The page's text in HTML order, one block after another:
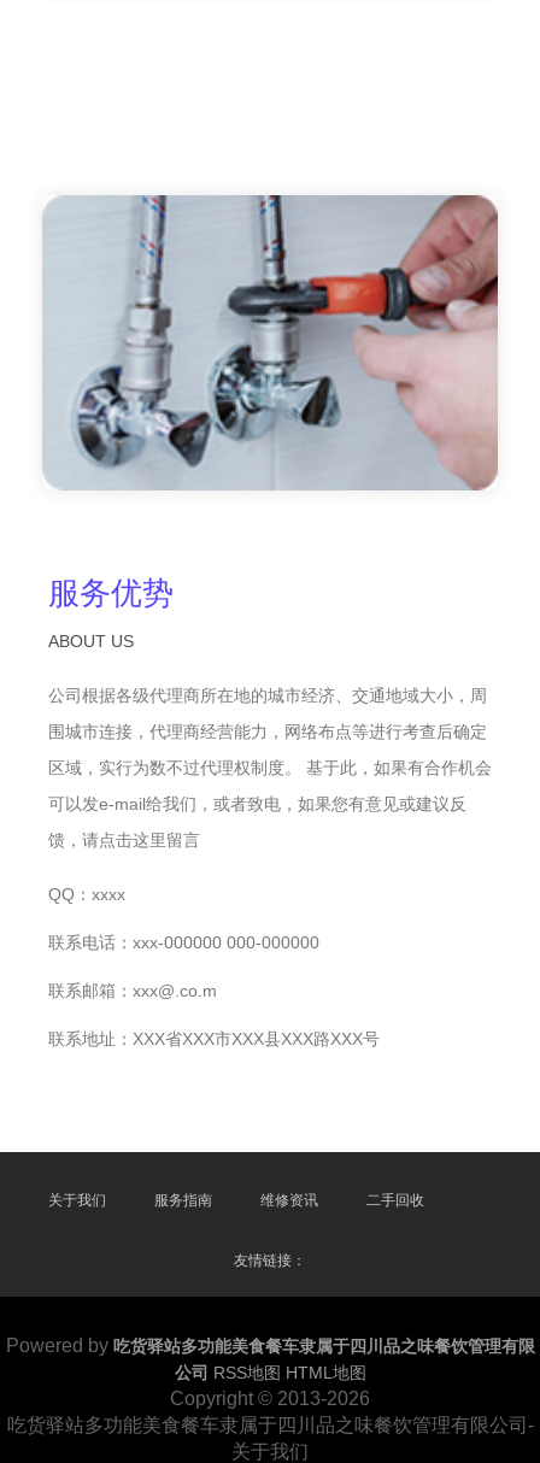
服务优势
ABOUT US
公司根据各级代理商所在地的城市经济、交通地域大小，周
围城市连接，代理商经营能力，网络布点等进行考查后确定
区域，实行为数不过代理权制度。 基于此，如果有合作机会
可以发e-mail给我们，或者致电，如果您有意见或建议反
馈，请点击这里留言
QQ：xxxx
联系电话：xxx-000000 000-000000
联系邮箱：xxx@.co.m
联系地址：XXX省XXX市XXX县XXX路XXX号
关于我们 服务指南 维修资讯 二手回收
友情链接：
Powered by 吃货驿站多功能美食餐车隶属于四川品之味餐饮管理有限
公司 RSS地图 HTML地图
Copyright © 2013-2026
吃货驿站多功能美食餐车隶属于四川品之味餐饮管理有限公司-
关于我们